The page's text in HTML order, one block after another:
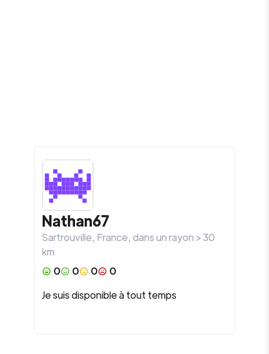
Nathan67
Sartrouville, France, dans un rayon >30
km
0
0 0
0
Je suis disponible à tout temps